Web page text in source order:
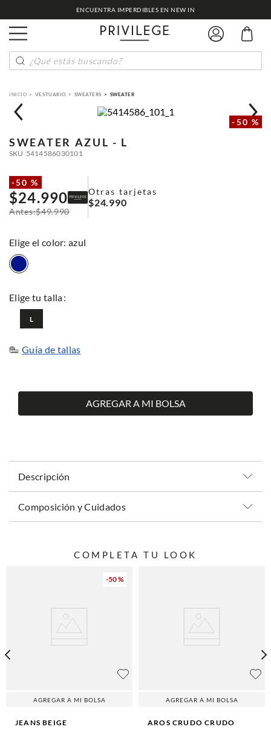
ENCUENTRA IMPERDIBLES EN NEW IN
¿Qué estás buscando?
VESTUARIO SWEATERS SWEATER
-50 %
SWEATER AZUL - L
SKU 5414586030101
-50 %
$24.990
$49.990
Otras tarjetas
$24.990
: azul
L
Guía de tallas
AGREGAR A MI BOLSA
Descripción
Composición y Cuidados
COMPLETA TU LOOK
-50 %
AGREGAR A MI BOLSA
JEANS BEIGE
AGREGAR A MI BOLSA
AROS CRUDO CRUDO